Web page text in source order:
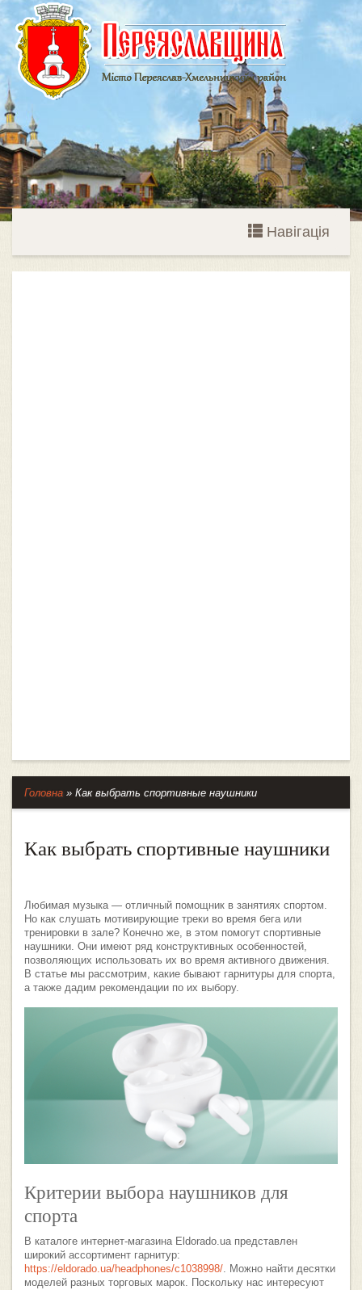
Навігація
Головна » Как выбрать спортивные наушники
Как выбрать спортивные наушники
Любимая музыка — отличный помощник в занятиях спортом.
Но как слушать мотивирующие треки во время бега или
тренировки в зале? Конечно же, в этом помогут спортивные
наушники. Они имеют ряд конструктивных особенностей,
позволяющих использовать их во время активного движения.
В статье мы рассмотрим, какие бывают гарнитуры для спорта,
а также дадим рекомендации по их выбору.
Критерии выбора наушников для
спорта
В каталоге интернет-магазина Eldorado.ua представлен
широкий ассортимент гарнитур:
https://eldorado.ua/headphones/c1038998/. Можно найти десятки
моделей разных торговых марок. Поскольку нас интересуют